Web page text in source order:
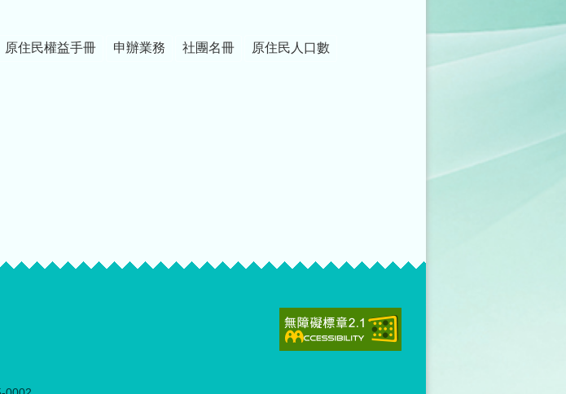
原住民權益手冊 申辦業務 社團名冊 原住民人口數